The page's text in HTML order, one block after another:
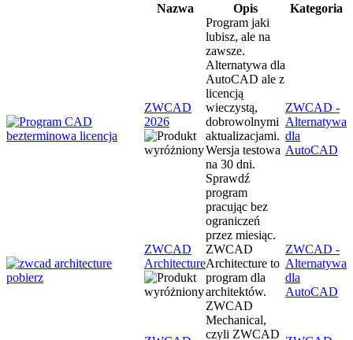
Nazwa
Opis Kategoria
ZWCAD
2026
Program jaki
lubisz, ale na
zawsze.
Alternatywa dla
AutoCAD ale z
licencją
wieczystą,
dobrowolnymi
aktualizacjami.
Wersja testowa
na 30 dni.
Sprawdź
program
pracując bez
ograniczeń
przez miesiąc.
ZWCAD -
Alternatywa
dla
AutoCAD
ZWCAD
Architecture
ZWCAD
Architecture to
program dla
architektów.
ZWCAD -
Alternatywa
dla
AutoCAD
ZWCAD
Mechanical,
czyli ZWCAD